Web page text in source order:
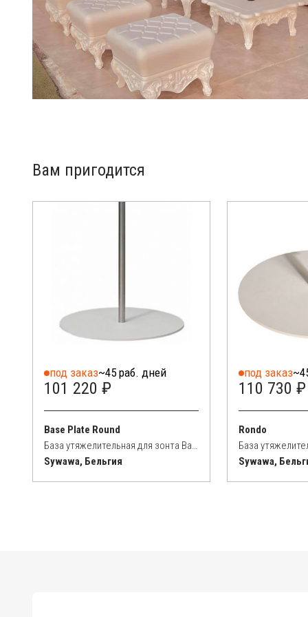
Вам пригодится
под заказ~45 раб. дней
101 220 ₽
Base Plate Round
База утяжелительная для зонта Base Plate Round 41 кг
Sywawa, Бельгия
под заказ
110 730 ₽
Rondo
Sywawa,